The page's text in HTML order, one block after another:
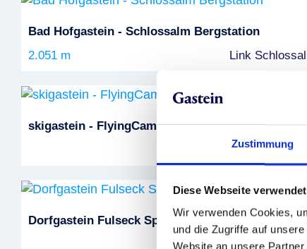
Zustimmung
Diese Webseite
Wir verwenden Cookies,
und die Zugriffe auf
Website an unsere
Bad Hofgastein - Schlossalm Bergstation
2.051 m
Link
skigastein - FlyingCam
Dorfgastein Fulseck Spiegelsee